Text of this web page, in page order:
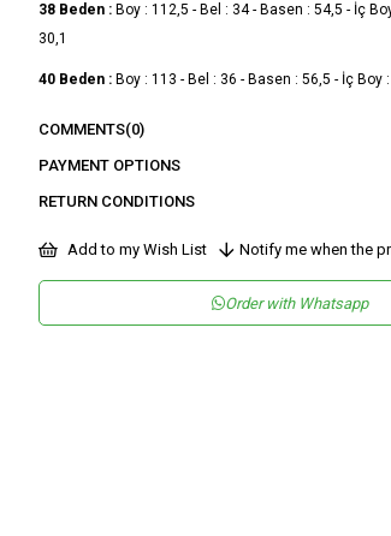
38 Beden : Boy : 112,5 - Bel : 34 - Basen : 54,5 - İç
30,1
40 Beden : Boy : 113 - Bel : 36 - Basen : 56,5 - İç Boy
Woman
Category Pants
COMMENTS(0)
PAYMENT OPTIONS
RETURN CONDITIONS
Add to my Wish List Notify me when the
Order with Whatsapp